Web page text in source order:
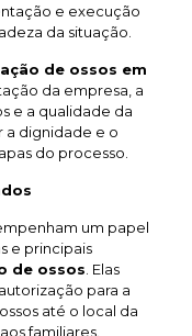
e execução
da situação.
de ossos em
da empresa, a
e a qualidade da
a dignidade e o
do processo.
um papel
e principais
de ossos . Elas
para a
até o local da
familiares.